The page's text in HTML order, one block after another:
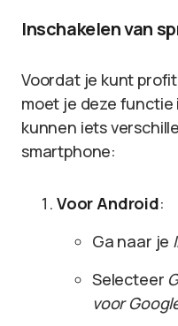
Inschakelen van
Voordat je kunt
moet je deze functie
kunnen iets
smartphone:
Voor Android:
Ga naar je
Selecteer
voor